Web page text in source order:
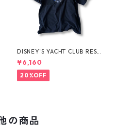
DISNEY'S YACHT CLUB RESO
RT Tee
¥6,160
20%OFF
の商品